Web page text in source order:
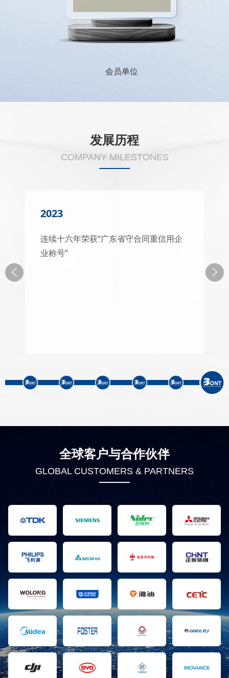
会员单位
发展历程
COMPANY MILESTONES
2023
连续十六年荣获“广东省守合同重信用企
业称号”
全球客户与合作伙伴
GLOBAL CUSTOMERS & PARTNERS